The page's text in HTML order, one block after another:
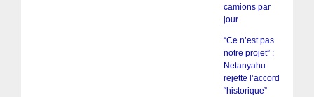
camions par
jour
“Ce n’est pas
notre projet” :
Netanyahu
rejette l’accord
“historique”